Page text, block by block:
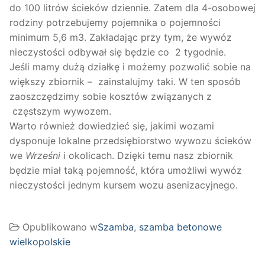
do 100 litrów ścieków dziennie. Zatem dla 4-osobowej
rodziny potrzebujemy pojemnika o pojemności
minimum 5,6 m3. Zakładając przy tym, że wywóz
nieczystości odbywał się będzie co 2 tygodnie.
Jeśli mamy dużą działkę i możemy pozwolić sobie na
większy zbiornik – zainstalujmy taki. W ten sposób
zaoszczędzimy sobie kosztów związanych z
częstszym wywozem.
Warto również dowiedzieć się, jakimi wozami
dysponuje lokalne przedsiębiorstwo wywozu ścieków
we Wrześni i okolicach. Dzięki temu nasz zbiornik
będzie miał taką pojemność, która umożliwi wywóz
nieczystości jednym kursem wozu asenizacyjnego.
Opublikowano wSzamba, szamba betonowe
wielkopolskie